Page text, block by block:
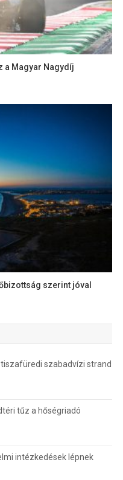
a Magyar Nagydíj
szerint jóval
szabadvízi strand
tűz a hőségriadó
intézkedések lépnek